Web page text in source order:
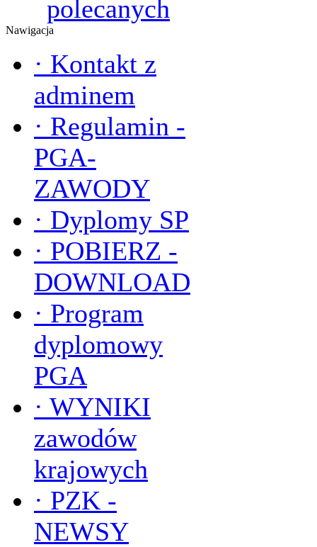
polecanych
Nawigacja
· Kontakt z
adminem
· Regulamin -
PGA-
ZAWODY
· Dyplomy SP
· POBIERZ -
DOWNLOAD
· Program
dyplomowy
PGA
· WYNIKI
zawodów
krajowych
· PZK -
NEWSY